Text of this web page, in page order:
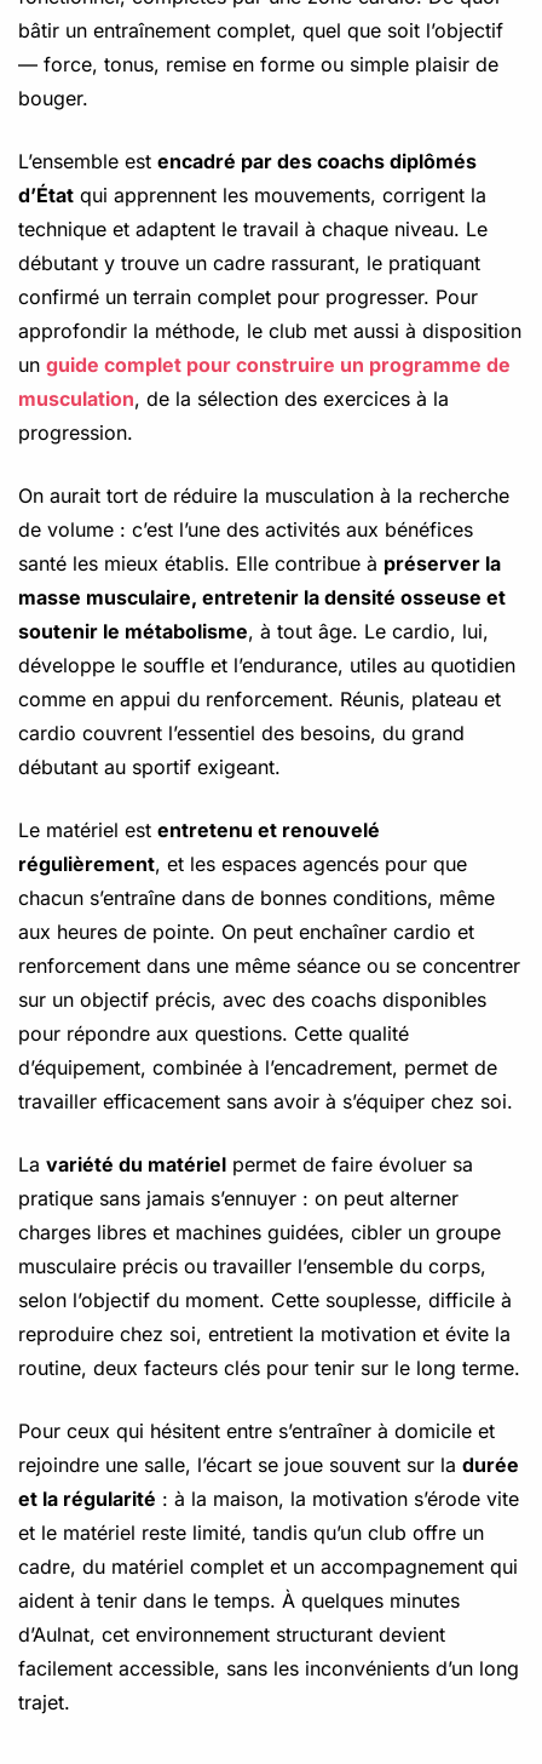
bâtir un entraînement complet, quel que soit l’objectif
— force, tonus, remise en forme ou simple plaisir de
bouger.
L’ensemble est encadré par des coachs diplômés
d’État qui apprennent les mouvements, corrigent la
technique et adaptent le travail à chaque niveau. Le
débutant y trouve un cadre rassurant, le pratiquant
confirmé un terrain complet pour progresser. Pour
approfondir la méthode, le club met aussi à disposition
un guide complet pour construire un programme de
musculation, de la sélection des exercices à la
progression.
On aurait tort de réduire la musculation à la recherche
de volume : c’est l’une des activités aux bénéfices
santé les mieux établis. Elle contribue à préserver la
masse musculaire, entretenir la densité osseuse et
soutenir le métabolisme, à tout âge. Le cardio, lui,
développe le souffle et l’endurance, utiles au quotidien
comme en appui du renforcement. Réunis, plateau et
cardio couvrent l’essentiel des besoins, du grand
débutant au sportif exigeant.
Le matériel est entretenu et renouvelé
régulièrement, et les espaces agencés pour que
chacun s’entraîne dans de bonnes conditions, même
aux heures de pointe. On peut enchaîner cardio et
renforcement dans une même séance ou se concentrer
sur un objectif précis, avec des coachs disponibles
pour répondre aux questions. Cette qualité
d’équipement, combinée à l’encadrement, permet de
travailler efficacement sans avoir à s’équiper chez soi.
La variété du matériel permet de faire évoluer sa
pratique sans jamais s’ennuyer : on peut alterner
charges libres et machines guidées, cibler un groupe
musculaire précis ou travailler l’ensemble du corps,
selon l’objectif du moment. Cette souplesse, difficile à
reproduire chez soi, entretient la motivation et évite la
routine, deux facteurs clés pour tenir sur le long terme.
Pour ceux qui hésitent entre s’entraîner à domicile et
rejoindre une salle, l’écart se joue souvent sur la durée
et la régularité : à la maison, la motivation s’érode vite
et le matériel reste limité, tandis qu’un club offre un
cadre, du matériel complet et un accompagnement qui
aident à tenir dans le temps. À quelques minutes
d’Aulnat, cet environnement structurant devient
facilement accessible, sans les inconvénients d’un long
trajet.